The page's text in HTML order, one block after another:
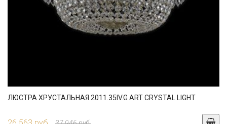
ЛЮСТРА ХРУСТАЛЬНАЯ 2011.35IV.G ART CRYSTAL LIGHT